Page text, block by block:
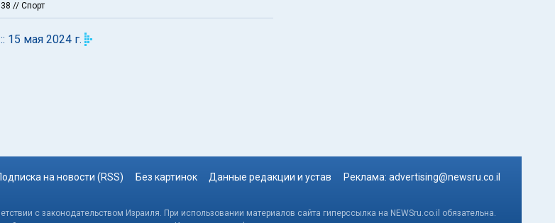
// Спорт
15 мая 2024 г.
на новости (RSS) Без картинок Данные редакции и устав Реклама: advertising@newsru.co.il
с законодательством Израиля. При использовании материалов сайта гиперссылка на NEWSru.co.il обязательна.